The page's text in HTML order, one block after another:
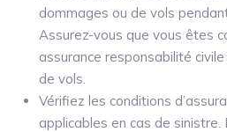
dommages ou de vols
Assurez-vous que vous êtes
assurance responsabilité
de vols.
Vérifiez les conditions
applicables en cas de sinistre.